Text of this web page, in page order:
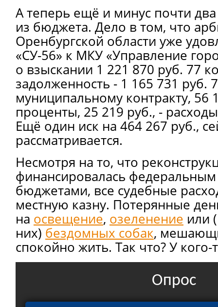
А теперь ещё и минус почти
из бюджета. Дело в том, что
Оренбургской области уже
«СУ-56» к МКУ «Управление
о взыскании 1 221 870 руб. 77
задолженность - 1 165 731 руб.
муниципальному контракту, 56
проценты, 25 219 руб., -
Ещё один иск на 464 267 руб.,
рассматривается.
Несмотря на то, что
финансировалась
бюджетами, все судебные
местную казну. Потерянные
на освещение, озеленение или
них) бездомных собак,
спокойно жить. Так что? У
Опрос